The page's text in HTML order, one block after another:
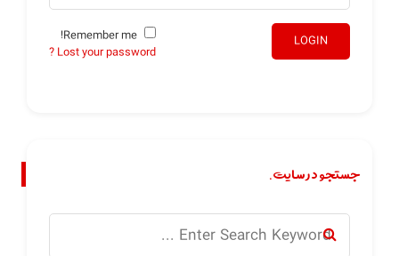
LOGIN
Lost your password ?
جستجو در سایت.